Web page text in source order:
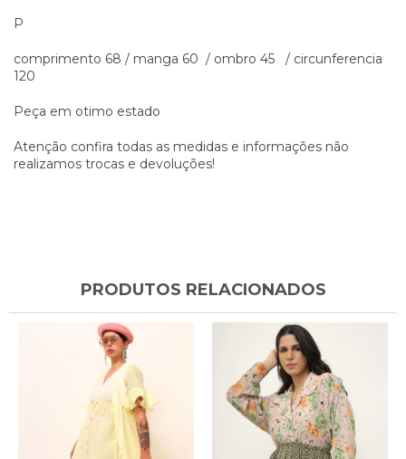
P
comprimento 68 / manga 60 / ombro 45 / circunferencia
120
Peça em otimo estado
Atenção confira todas as medidas e informações não
realizamos trocas e devoluções!
PRODUTOS RELACIONADOS